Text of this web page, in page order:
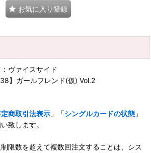
お気に入り登録
ヴァイスサイド
】ガールフレンド(仮) Vol.2
商取引法表示 」「シングルカードの状態 」
致します。
限数を超えて複数回注文することは、シス